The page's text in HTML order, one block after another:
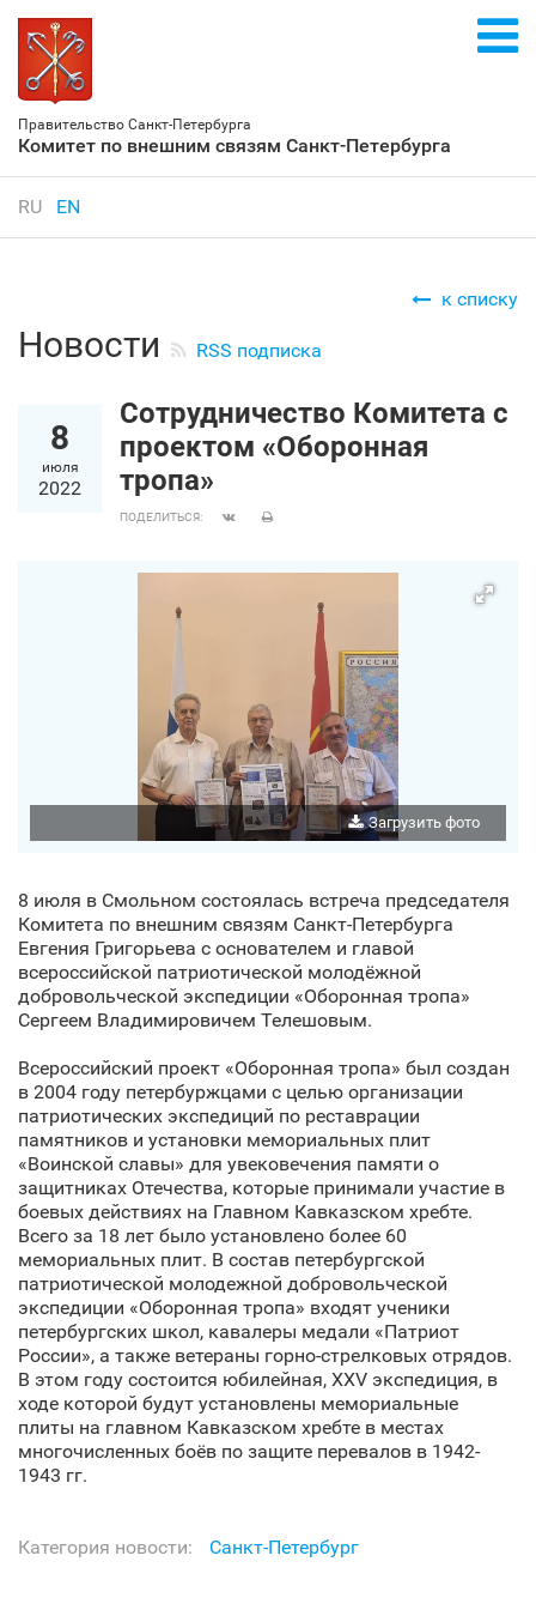
Правительство Санкт‑Петербурга
Комитет по внешним связям Санкт‑Петербурга
RU EN
к списку
Новости RSS подписка
8
июля
2022
Сотрудничество Комитета с
проектом «Оборонная
тропа»
ПОДЕЛИТЬСЯ:
Загрузить фото
8 июля в Смольном состоялась встреча председателя
Комитета по внешним связям Санкт‑Петербурга
Евгения Григорьева с основателем и главой
всероссийской патриотической молодёжной
добровольческой экспедиции «Оборонная тропа»
Сергеем Владимировичем Телешовым.
Всероссийский проект «Оборонная тропа» был создан
в 2004 году петербуржцами с целью организации
патриотических экспедиций по реставрации
памятников и установки мемориальных плит
«Воинской славы» для увековечения памяти о
защитниках Отечества, которые принимали участие в
боевых действиях на Главном Кавказском хребте.
Всего за 18 лет было установлено более 60
мемориальных плит. В состав петербургской
патриотической молодежной добровольческой
экспедиции «Оборонная тропа» входят ученики
петербургских школ, кавалеры медали «Патриот
России», а также ветераны горно-стрелковых отрядов.
В этом году состоится юбилейная, XXV экспедиция, в
ходе которой будут установлены мемориальные
плиты на главном Кавказском хребте в местах
многочисленных боёв по защите перевалов в 1942-
1943 гг.
Категория новости: Санкт‑Петербург